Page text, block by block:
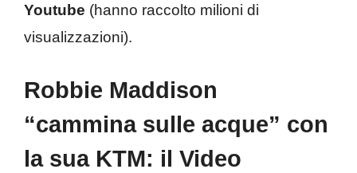
Youtube (hanno raccolto milioni di
visualizzazioni).
Robbie Maddison
“cammina sulle acque” con
la sua KTM: il Video